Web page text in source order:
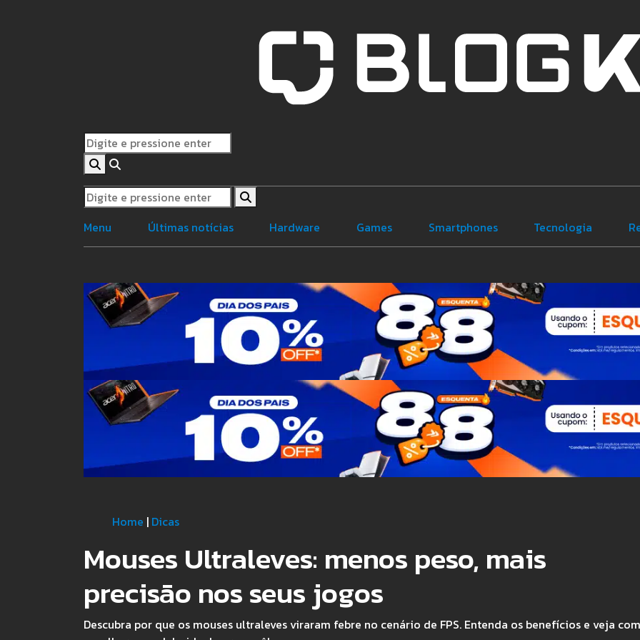
Menu Últimas notícias Hardware Games Smartphones Tecnologia
Home | Dicas
Mouses Ultraleves: menos peso, mais
precisão nos seus jogos
Descubra por que os mouses ultraleves viraram febre no cenário de FPS. Entenda os benefícios e veja